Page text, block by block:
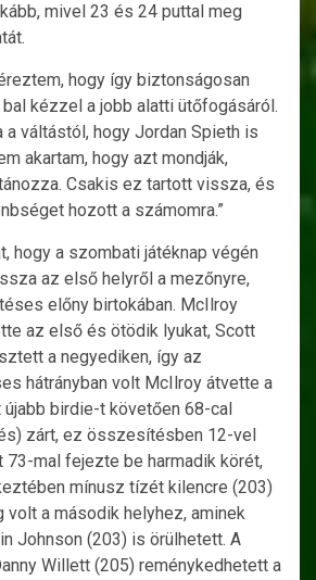
mivel 23 és 24 puttal meg
hogy így biztonságosan
bal kézzel a jobb alatti ütőfogásáról.
váltástól, hogy Jordan Spieth is
akartam, hogy azt mondják,
Csakis ez tartott vissza, és
hozott a számomra.”
hogy a szombati játéknap végén
az első helyről a mezőnyre,
előny birtokában. McIlroy
az első és ötödik lyukat, Scott
a negyediken, így az
hátrányban volt McIlroy átvette a
birdie-t követően 68-cal
zárt, ez összesítésben 12-vel
73-mal fejezte be harmadik körét,
mínusz tízét kilencre (203)
volt a második helyhez, aminek
Johnson (203) is örülhetett. A
Willett (205) reménykedhetett a